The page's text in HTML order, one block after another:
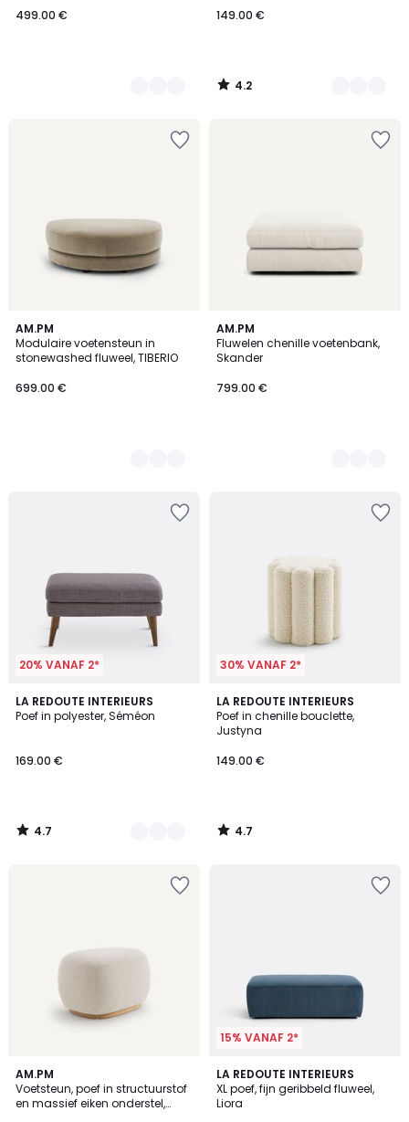
499.00 €
149.00 €
4.2
/
AM.PM
Modulaire voetensteun in
stonewashed fluweel, TIBERIO
699.00 €
3
Kleuren
AM.PM
Fluwelen chenille voetenbank,
Skander
799.00 €
8
Kleuren
20% VANAF 2*
LA REDOUTE INTERIEURS
Poef in polyester, Séméon
169.00 €
4.7
/ 5
5
Kleuren
4.7
/
30% VANAF 2*
LA REDOUTE INTERIEURS
Poef in chenille bouclette,
Justyna
149.00 €
4.7
/ 5
4.7
/
AM.PM
Voetsteun, poef in structuurstof
en massief eiken onderstel,
5
/
5
15% VANAF 2*
LA REDOUTE INTERIEURS
XL poef, fijn geribbeld fluweel,
Liora
5
Kleuren